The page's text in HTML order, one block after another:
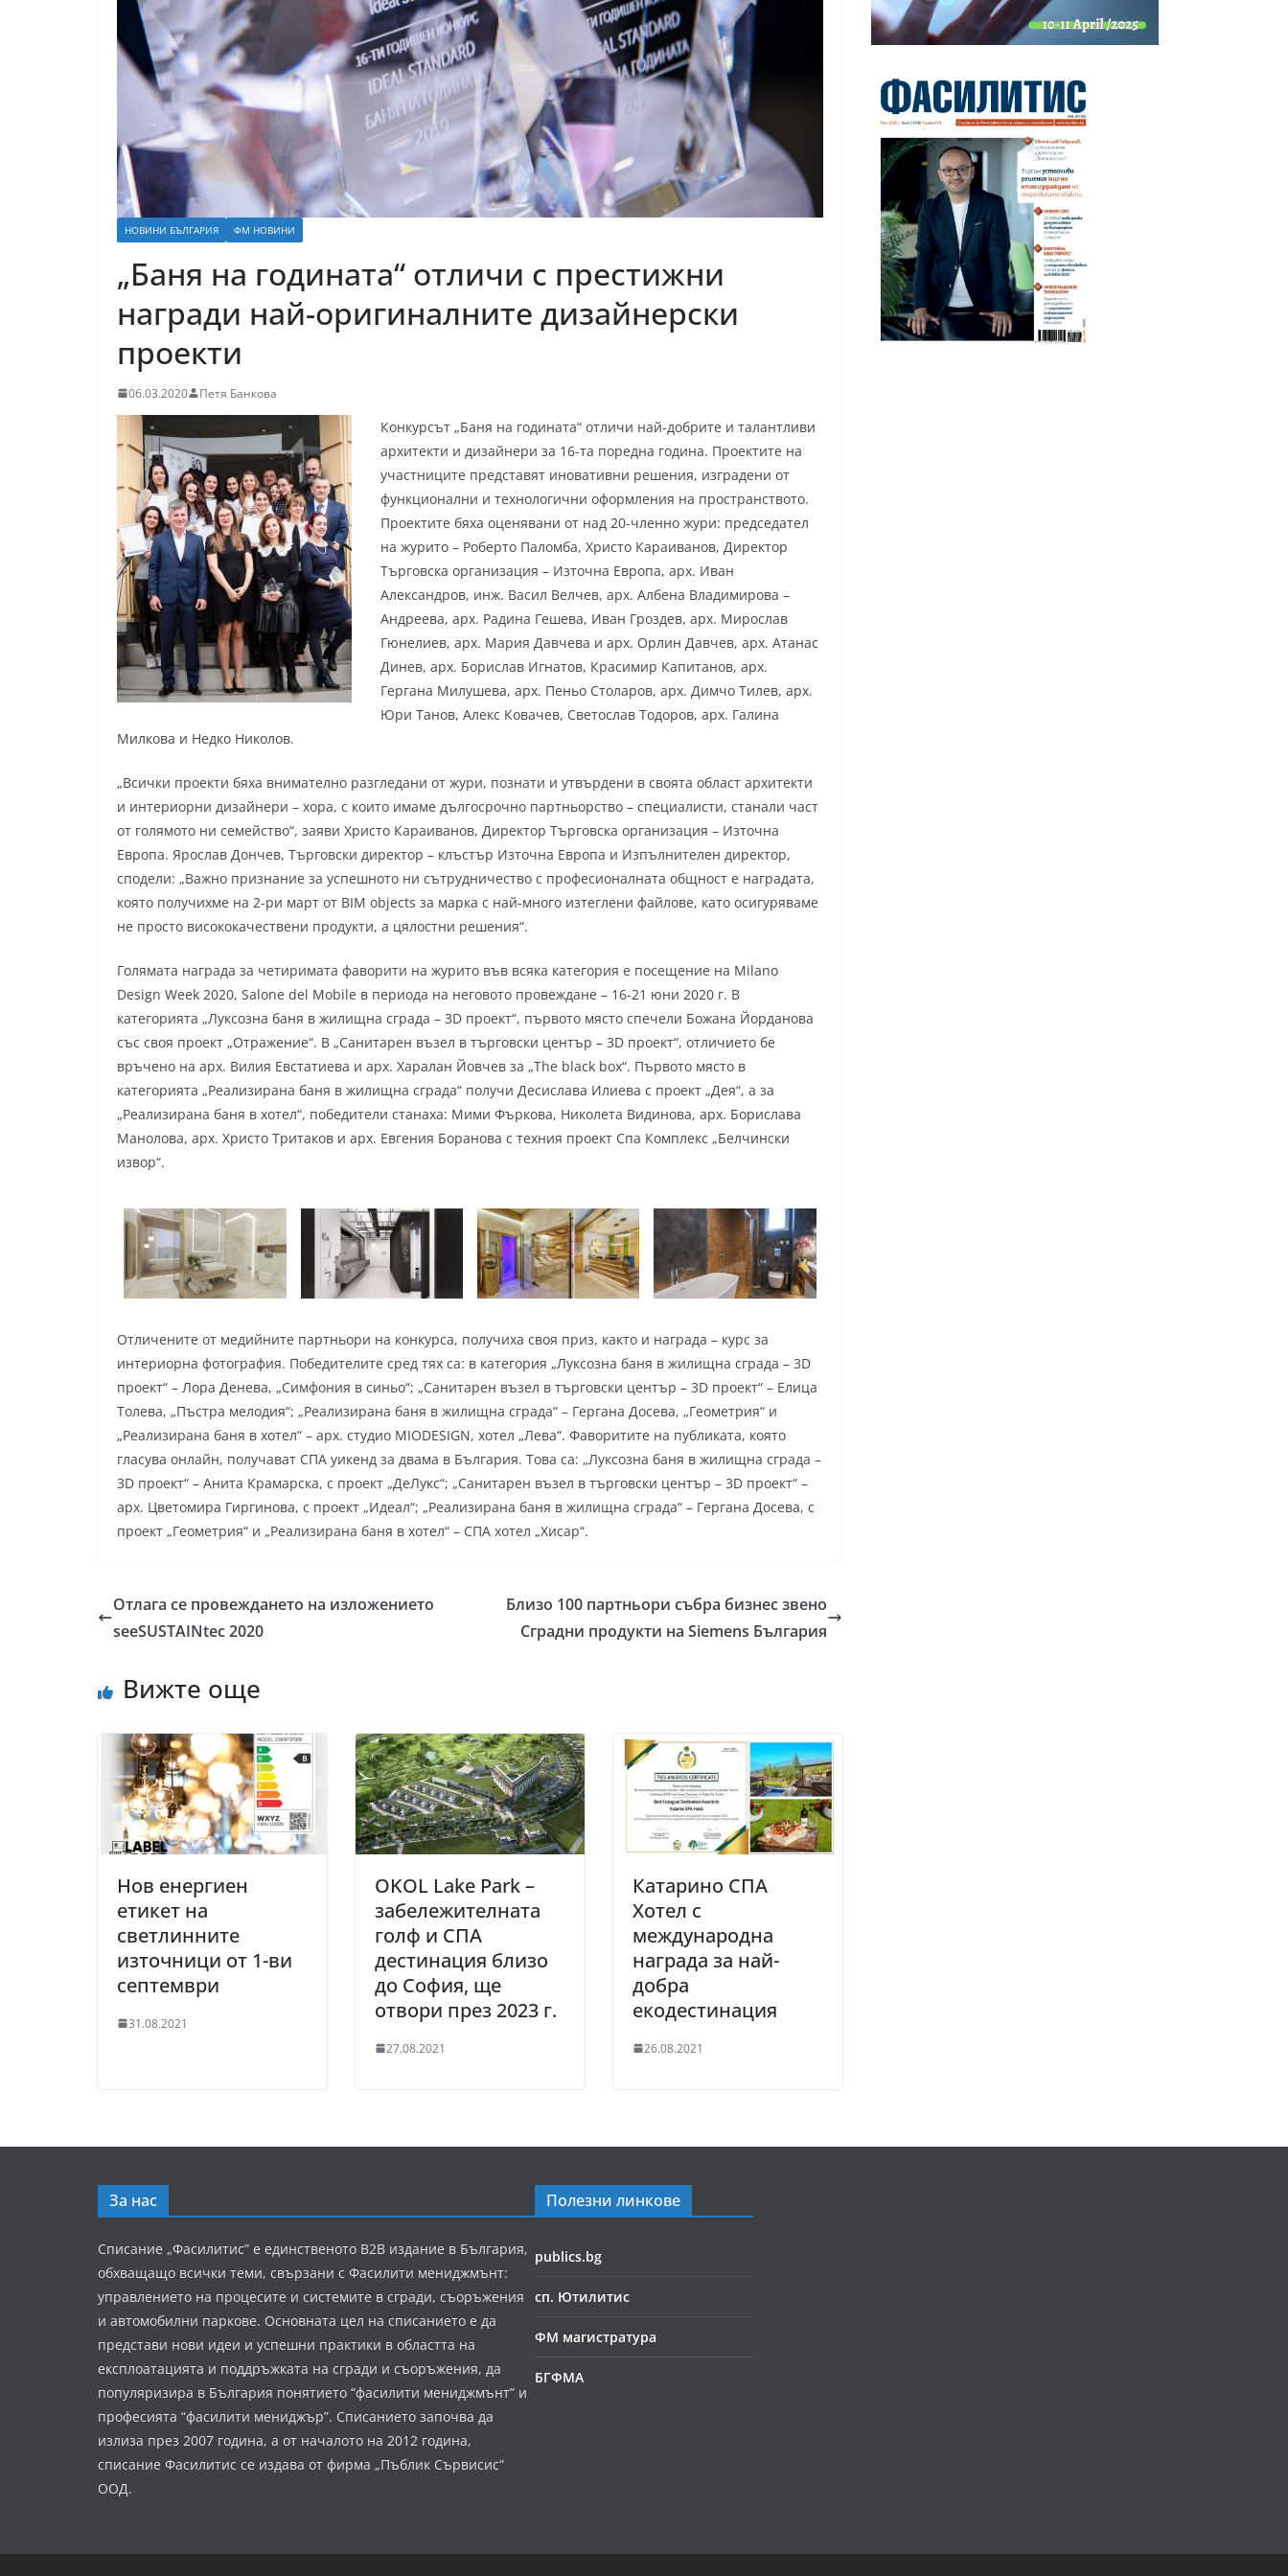
НОВИНИ БЪЛГАРИЯ ФМ НОВИНИ
„Баня на годината“ отличи с престижни
награди най-оригиналните дизайнерски
проекти
06.03.2020 Петя Банкова
Конкурсът „Баня на годината“ отличи най-добрите и талантливи
архитекти и дизайнери за 16-та поредна година. Проектите на
участниците представят иновативни решения, изградени от
функционални и технологични оформления на пространството.
Проектите бяха оценявани от над 20-членно жури: председател
на журито – Роберто Паломба, Христо Караиванов, Директор
Търговска организация – Източна Европа, арх. Иван
Александров, инж. Васил Велчев, арх. Албена Владимирова –
Андреева, арх. Радина Гешева, Иван Гроздев, арх. Мирослав
Гюнелиев, арх. Мария Давчева и арх. Орлин Давчев, арх. Атанас
Динев, арх. Борислав Игнатов, Красимир Капитанов, арх.
Гергана Милушева, арх. Пеньо Столаров, арх. Димчо Тилев, арх.
Юри Танов, Алекс Ковачев, Светослав Тодоров, арх. Галина
Милкова и Недко Николов.
„Всички проекти бяха внимателно разгледани от жури, познати и утвърдени в своята област архитекти
и интериорни дизайнери – хора, с които имаме дългосрочно партньорство – специалисти, станали част
от голямото ни семейство“, заяви Христо Караиванов, Директор Търговска организация – Източна
Европа. Ярослав Дончев, Търговски директор – клъстър Източна Европа и Изпълнителен директор,
сподели: „Важно признание за успешното ни сътрудничество с професионалната общност е наградата,
която получихме на 2-ри март от BIM objects за марка с най-много изтеглени файлове, като осигуряваме
не просто висококачествени продукти, а цялостни решения“.
Голямата награда за четиримата фаворити на журито във всяка категория е посещение на Milano
Design Week 2020, Salone del Mobile в периода на неговото провеждане – 16-21 юни 2020 г. В
категорията „Луксозна баня в жилищна сграда – 3D проект“, първото място спечели Божана Йорданова
със своя проект „Отражение“. В „Санитарен възел в търговски център – 3D проект“, отличието бе
връчено на арх. Вилия Евстатиева и арх. Харалан Йовчев за „The black box“. Първото място в
категорията „Реализирана баня в жилищна сграда“ получи Десислава Илиева с проект „Дея“, а за
„Реализирана баня в хотел“, победители станаха: Мими Фъркова, Николета Видинова, арх. Борислава
Манолова, арх. Христо Тритаков и арх. Евгения Боранова с техния проект Спа Комплекс „Белчински
извор“.
Отличените от медийните партньори на конкурса, получиха своя приз, както и награда – курс за
интериорна фотография. Победителите сред тях са: в категория „Луксозна баня в жилищна сграда – 3D
проект“ – Лора Денева, „Симфония в синьо“; „Санитарен възел в търговски център – 3D проект“ – Елица
Толева, „Пъстра мелодия“; „Реализирана баня в жилищна сграда“ – Гергана Досева, „Геометрия“ и
„Реализирана баня в хотел“ – арх. студио MIODESIGN, хотел „Лева“. Фаворитите на публиката, която
гласува онлайн, получават СПА уикенд за двама в България. Това са: „Луксозна баня в жилищна сграда –
3D проект“ – Анита Крамарска, с проект „ДеЛукс“; „Санитарен възел в търговски център – 3D проект“ –
арх. Цветомира Гиргинова, с проект „Идеал“; „Реализирана баня в жилищна сграда“ – Гергана Досева, с
проект „Геометрия“ и „Реализирана баня в хотел“ – СПА хотел „Хисар“.
Отлага се провеждането на изложението
seeSUSTAINtec 2020
Близо 100 партньори събра бизнес звено
Сградни продукти на Siemens България
Вижте още
Нов енергиен
етикет на
светлинните
източници от 1-ви
септември
31.08.2021
OKOL Lake Park –
забележителната
голф и СПА
дестинация близо
до София, ще
отвори през 2023 г.
27.08.2021
Катарино СПА
Хотел с
международна
награда за най-
добра
екодестинация
26.08.2021
За нас
Списание „Фасилитис” е единственото B2B издание в България,
обхващащо всички теми, свързани с Фасилити мениджмънт:
управлението на процесите и системите в сгради, съоръжения
и автомобилни паркове. Основната цел на списанието е да
представи нови идеи и успешни практики в областта на
експлоатацията и поддръжката на сгради и съоръжения, да
популяризира в България понятието “фасилити мениджмънт” и
професията “фасилити мениджър”. Списанието започва да
излиза през 2007 година, а от началото на 2012 година,
списание Фасилитис се издава от фирма „Пъблик Сървисис“
ООД.
Полезни линкове
publics.bg
сп. Ютилитис
ФМ магистратура
БГФМА